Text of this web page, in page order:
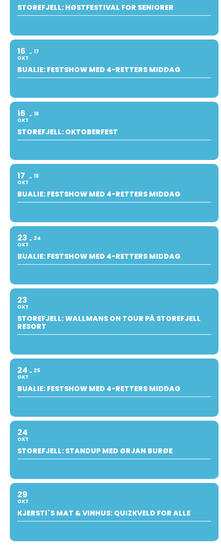
STOREFJELL: HØSTFESTIVAL FOR SENIORER
16
OKT
17
BUALIE: FESTSHOW MED 4-RETTERS MIDDAG
16
OKT
18
STOREFJELL: OKTOBERFEST
17
OKT
18
BUALIE: FESTSHOW MED 4-RETTERS MIDDAG
23
OKT
24
BUALIE: FESTSHOW MED 4-RETTERS MIDDAG
23
OKT
STOREFJELL: WALLMANS ON TOUR PÅ STOREFJELL
RESORT
24
OKT
25
BUALIE: FESTSHOW MED 4-RETTERS MIDDAG
24
OKT
STOREFJELL: STANDUP MED ØRJAN BURØE
29
OKT
KJERSTI`S MAT & VINHUS: QUIZKVELD FOR ALLE